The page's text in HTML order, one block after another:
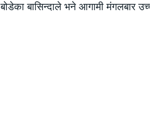
बोडेका बासिन्दाले भने आगामी मंगलबार